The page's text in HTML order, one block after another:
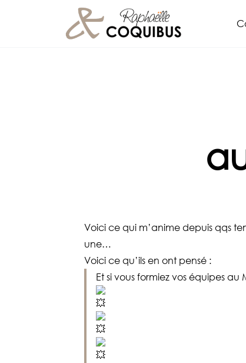
Voici ce qui m’anime depuis qqs
une…
Voici ce qu’ils en ont pensé :
Et si vous formiez vos équipes